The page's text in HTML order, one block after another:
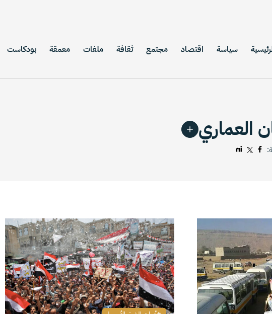
سياسة اقتصاد مجتمع ثقافة ملفات معمقة بودكاست
العماري